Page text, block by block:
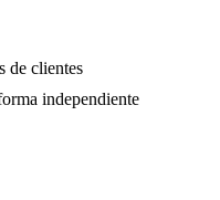
de clientes
independiente